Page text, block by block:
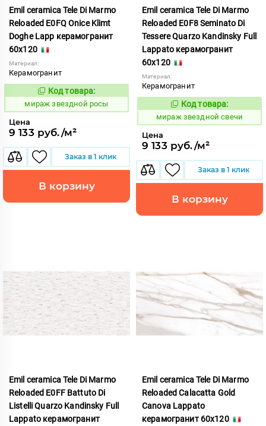
Emil ceramica Tele Di Marmo
Reloaded E0FQ Onice Klimt
Doghe Lapp керамогранит
60x120
Материал:
Керамогранит
988082
Код товара:
мираж звездной росы
Цена
9 133 руб./м²
Заказ в 1 клик
В корзину
Emil ceramica Tele Di Marmo
Reloaded E0F8 Seminato Di
Tessere Quarzo Kandinsky Full
Lappato керамогранит
60x120
Материал:
Керамогранит
988084
Код товара:
мираж звездной свечи
Цена
9 133 руб./м²
Заказ в 1 клик
В корзину
Emil ceramica Tele Di Marmo
Reloaded E0FF Battuto Di
Listelli Quarzo Kandinsky Full
Lappato керамогранит
Emil ceramica Tele Di Marmo
Reloaded Calacatta Gold
Canova Lappato
керамогранит 60x120